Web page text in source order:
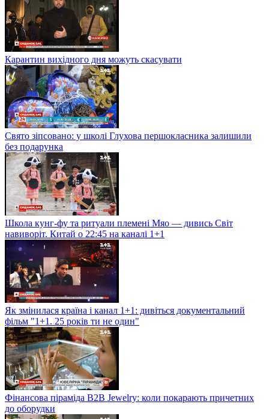
Карантин вихідного дня можуть скасувати
Свято зіпсовано: у школі Глухова першокласника залишили
без подарунка
Школа кунг-фу та ритуали племені Мяо — дивись Світ
навиворіт. Китай о 22:45 на каналі 1+1
Як змінилася країна і канал 1+1: дивіться документальний
фільм "1+1. 25 років ти не один"
Фінансова піраміда B2B Jewelry: коли покарають причетних
до оборудки